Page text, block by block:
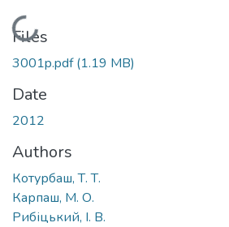
Loading...
Files
3001p.pdf(1.19 MB)
Date
2012
Authors
Котурбаш, Т. Т.
Карпаш, М. О.
Рибіцький, І. В.